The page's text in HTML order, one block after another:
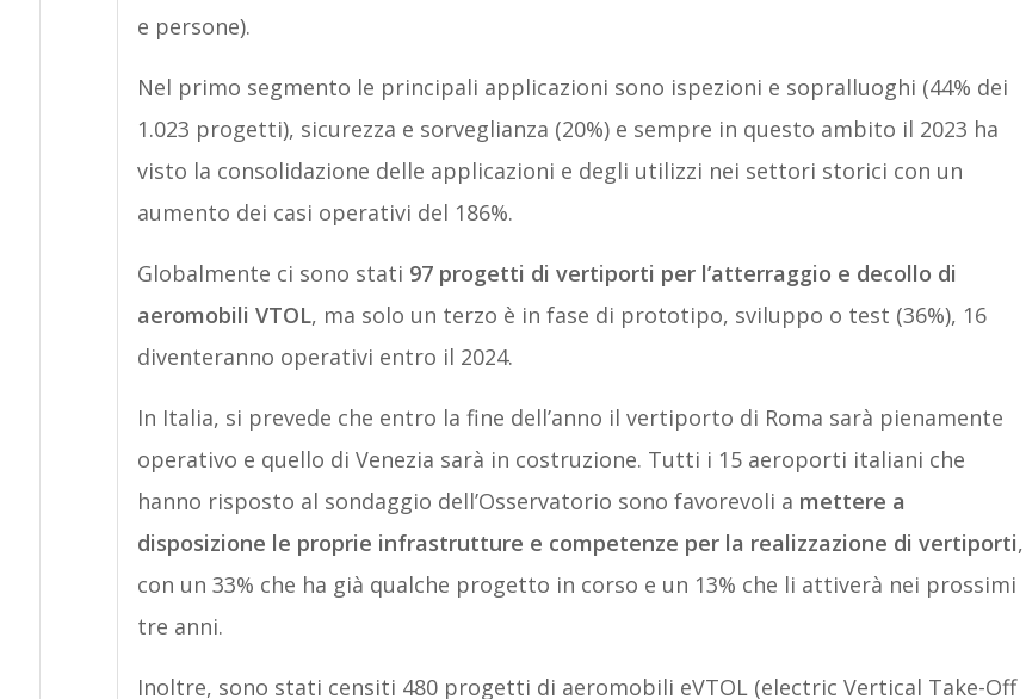
e persone).
Nel primo segmento le principali applicazioni sono ispezioni e sopralluoghi (44% dei
1.023 progetti), sicurezza e sorveglianza (20%) e sempre in questo ambito il 2023 ha
visto la consolidazione delle applicazioni e degli utilizzi nei settori storici con un
aumento dei casi operativi del 186%.
Globalmente ci sono stati 97 progetti di vertiporti per l’atterraggio e decollo di
aeromobili VTOL, ma solo un terzo è in fase di prototipo, sviluppo o test (36%), 16
diventeranno operativi entro il 2024.
In Italia, si prevede che entro la fine dell’anno il vertiporto di Roma sarà pienamente
operativo e quello di Venezia sarà in costruzione. Tutti i 15 aeroporti italiani che
hanno risposto al sondaggio dell’Osservatorio sono favorevoli a mettere a
disposizione le proprie infrastrutture e competenze per la realizzazione di vertiporti,
con un 33% che ha già qualche progetto in corso e un 13% che li attiverà nei prossimi
tre anni.
Inoltre, sono stati censiti 480 progetti di aeromobili eVTOL (electric Vertical Take-Off